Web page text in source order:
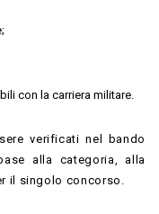
con la carriera militare.
verificati nel bando
alla categoria, alla
il singolo concorso.